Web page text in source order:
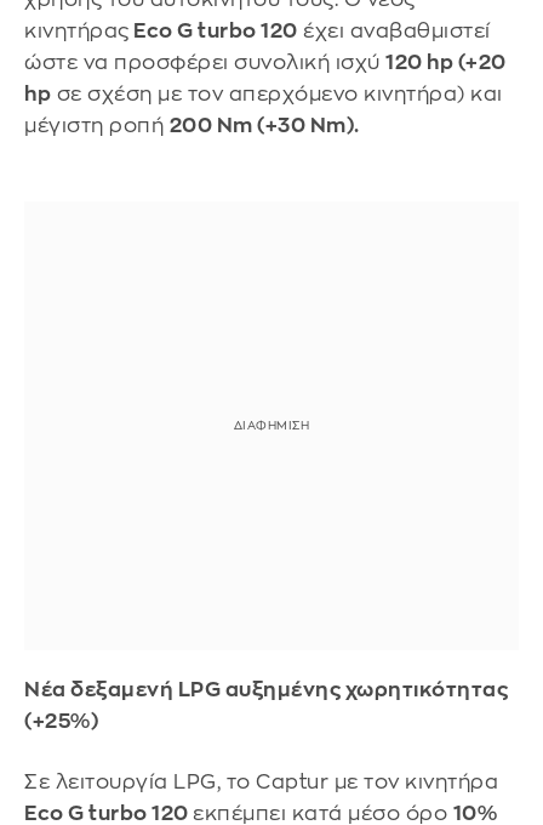
κινητήρας Eco G turbo 120 έχει αναβαθμιστεί
ώστε να προσφέρει συνολική ισχύ 120 hp (+20
hp σε σχέση με τον απερχόμενο κινητήρα) και
μέγιστη ροπή 200 Nm (+30 Nm).
Νέα δεξαμενή LPG αυξημένης χωρητικότητας
(+25%)
Σε λειτουργία LPG, το Captur με τον κινητήρα
Eco G turbo 120 εκπέμπει κατά μέσο όρο 10%